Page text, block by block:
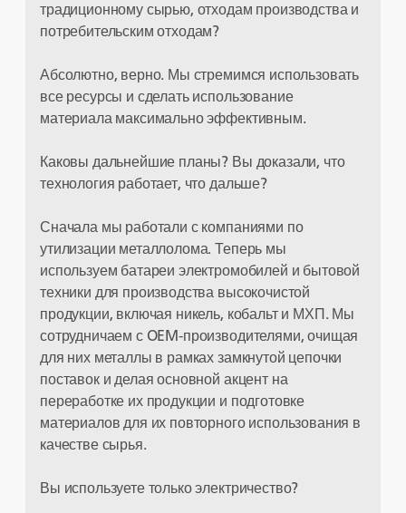
традиционному сырью, отходам производства и
потребительским отходам?
Абсолютно, верно. Мы стремимся использовать
все ресурсы и сделать использование
материала максимально эффективным.
Каковы дальнейшие планы? Вы доказали, что
технология работает, что дальше?
Сначала мы работали с компаниями по
утилизации металлолома. Теперь мы
используем батареи электромобилей и бытовой
техники для производства высокочистой
продукции, включая никель, кобальт и МХП. Мы
сотрудничаем с OEM-производителями, очищая
для них металлы в рамках замкнутой цепочки
поставок и делая основной акцент на
переработке их продукции и подготовке
материалов для их повторного использования в
качестве сырья.
Вы используете только электричество?